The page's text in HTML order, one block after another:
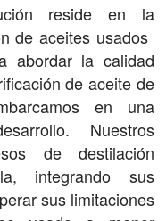
reside en la
de aceites usados
abordar la calidad
de aceite de
en una
Nuestros
de destilación
integrando sus
sus limitaciones